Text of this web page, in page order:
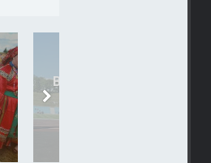
В БЕЛГОРОДЕ ПРОЙДЁТ